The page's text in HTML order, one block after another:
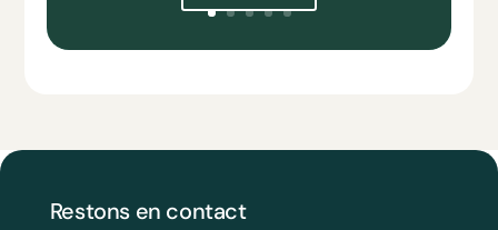
Restons en contact